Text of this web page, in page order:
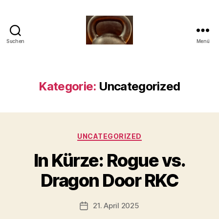
Suchen
der
Kettlebell
Menü
Kategorie: Uncategorized
Kategorien
UNCATEGORIZED
In Kürze: Rogue vs.
Dragon Door RKC
Beitragsautor
o
n
b
-
s
c
Beitragsdatum
21. April 2025